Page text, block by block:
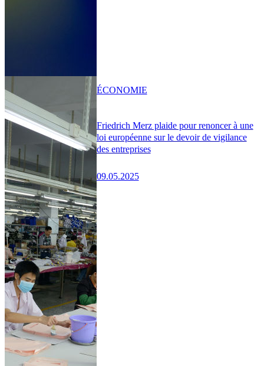
Friedrich Merz plaide pour renoncer à une
loi européenne sur le devoir de vigilance
des entreprises
09.05.2025
ÉCONOMIE